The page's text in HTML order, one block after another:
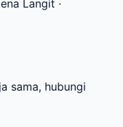
Langit ·
sama, hubungi